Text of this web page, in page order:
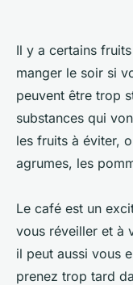
Il y a certains
manger le soir si
peuvent être trop
substances qui
les fruits à éviter,
agrumes, les
Le café est un
vous réveiller et à
il peut aussi vous
prenez trop tard